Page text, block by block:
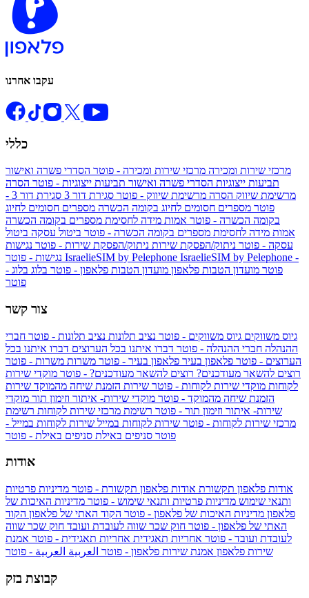
עקבו אחרנו
כללי
מרכזי שירות ומכירה מרכזי שירות ומכירה - פוטר הסדרי פשרה ואישור
תביעות ייצוגיות הסדרי פשרה ואישור תביעות ייצוגיות - פוטר הסרה
מרשימת שיווק הסרה מרשימת שיווק - פוטר סגירת דור 3
סגירת דור 3 -
פוטר מספרים חסומים לחיוג בקומה הכשרה מספרים חסומים לחיוג
בקומה הכשרה - פוטר אמות מידה לחסימת מספרים בקומה הכשרה
אמות מידה לחסימת מספרים בקומה הכשרה - פוטר ביטול עסקה ביטול
עסקה - פוטר ניתוק/הפסקת שירות ניתוק/הפסקת שירות - פוטר נגישות
IsraelieSIM by Pelephone IsraelieSIM by Pelephone -
פוטר מועדון הטבות פלאפון מועדון הטבות פלאפון - פוטר בלוג בלוג -
פוטר
צור קשר
גיוס משווקים גיוס משווקים - פוטר נציב תלונות נציב תלונות - פוטר חברי
ההנהלה חברי ההנהלה - פוטר דברו איתנו בכל הערוצים דברו איתנו בכל
הערוצים - פוטר פלאפון בעיר פלאפון בעיר - פוטר משרות משרות - פוטר
רוצים להשאר מעודכנים? רוצים להשאר מעודכנים? - פוטר מוקדי שירות
לקוחות מוקדי שירות לקוחות - פוטר שירות הזמנת שיחה מהמוקד שירות
הזמנת שיחה מהמוקד - פוטר מוקדי שירות- איתור וזימון תור מוקדי
שירות- איתור וזימון תור - פוטר רשימת מרכזי שירות לקוחות רשימת
מרכזי שירות לקוחות - פוטר שירות לקוחות במייל שירות לקוחות במייל -
פוטר סניפים באילת סניפים באילת - פוטר
אודות
אודות פלאפון תקשורת אודות פלאפון תקשורת - פוטר מדיניות פרטיות
ותנאי שימוש מדיניות פרטיות ותנאי שימוש - פוטר מדיניות האיכות של
פלאפון מדיניות האיכות של פלאפון - פוטר הקוד האתי של פלאפון הקוד
האתי של פלאפון - פוטר חוק שכר שווה לעובדת ועובד חוק שכר שווה
לעובדת ועובד - פוטר אחריות תאגידית אחריות תאגידית - פוטר אמנת
שירות פלאפון אמנת שירות פלאפון - פוטר العربية العربية - פוטר
קבוצת בזק